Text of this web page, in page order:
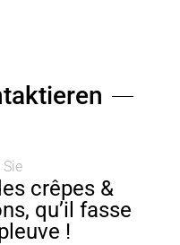
crêpes &
qu’il fasse
!